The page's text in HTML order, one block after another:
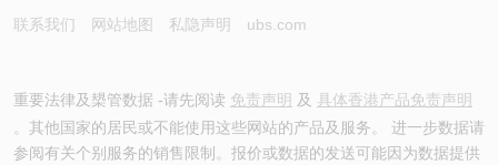
联系我们 网站地图 私隐声明 ubs.com
重要法律及槼管数据 -请先阅读 免责声明 及 具体香港产品免责声明
。其他国家的居民或不能使用这些网站的产品及服务。 进一步数据请
参阅有关个别服务的销售限制。报价或数据的发送可能因为数据提供